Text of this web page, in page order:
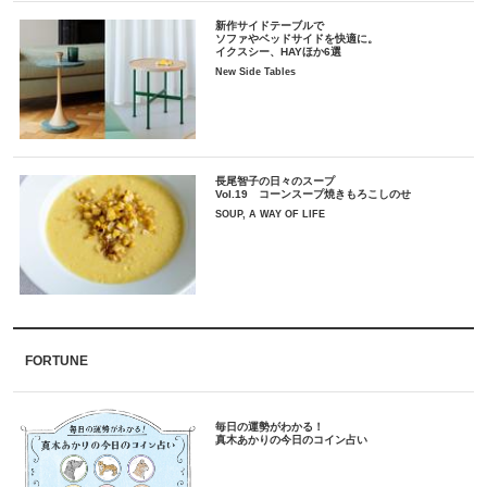
新作サイドテーブルで
ソファやベッドサイドを快適に。
イクスシー、HAYほか6選
New Side Tables
長尾智子の日々のスープ
Vol.19 コーンスープ焼きもろこしのせ
SOUP, A WAY OF LIFE
FORTUNE
毎日の運勢がわかる！